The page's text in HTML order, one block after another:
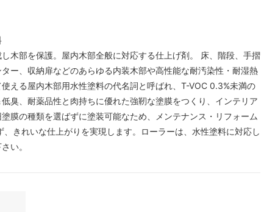
木部を保護。屋内木部全般に対応する仕上げ剤。 床、階段、手摺
ー、収納扉などのあらゆる内装木部や高性能な耐汚染性・耐湿熱
える屋内木部用水性塗料の代名詞と呼ばれ、T-VOC 0.3%未満の
臭、耐薬品性と肉持ちに優れた強靭な塗膜をつくり、インテリア
膜の種類を選ばずに塗装可能なため、メンテナンス・リフォーム
きれいな仕上がりを実現します。ローラーは、水性塗料に対応し
い。